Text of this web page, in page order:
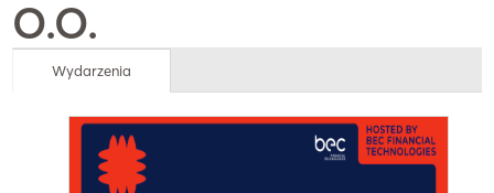
O.O.
Wydarzenia